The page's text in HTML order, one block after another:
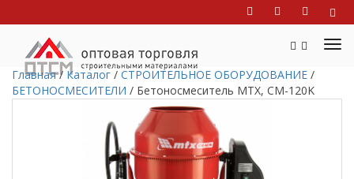
Главная /Каталог / СТРОИТЕЛЬНОЕ ОБОРУДОВАНИЕ /
БЕТОНОСМЕСИТЕЛИ / Бетоносмеситель МТХ, СМ-120K